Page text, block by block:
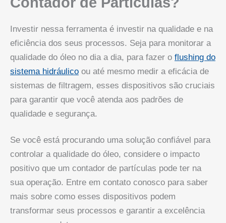
Investir nessa ferramenta é investir na qualidade e na
eficiência dos seus processos. Seja para monitorar a
qualidade do óleo no dia a dia, para fazer o flushing do
sistema hidráulico ou até mesmo medir a eficácia de
sistemas de filtragem, esses dispositivos são cruciais
para garantir que você atenda aos padrões de
qualidade e segurança.
Se você está procurando uma solução confiável para
controlar a qualidade do óleo, considere o impacto
positivo que um contador de partículas pode ter na
sua operação. Entre em contato conosco para saber
mais sobre como esses dispositivos podem
transformar seus processos e garantir a excelência